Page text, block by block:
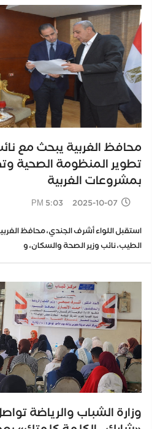
محافظ الغربية يبحث مع
تطوير المنظومة الصحية
بمشروعات الغربية
2025-10-07 5:03 PM
استقبل اللواء أشرف الجندي، محافظ
الطيب، نائب وزير الصحة والسكان، و
وزارة الشباب والرياضة